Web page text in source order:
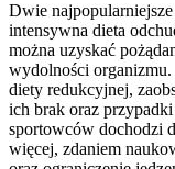
Dwie
intensywna dieta
można uzyskać
wydolności organizmu.
diety redukcyjnej,
ich brak oraz
sportowców dochodzi
więcej, zdaniem